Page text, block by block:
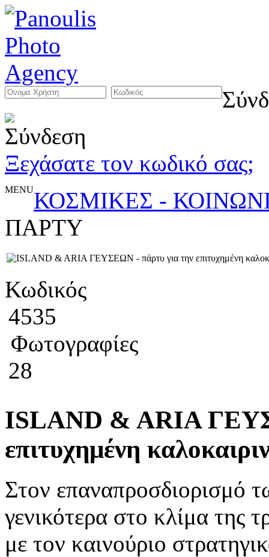
Ξεχάσατε τον κωδικό σας;
MENUΚΟΣΜΙΚΕΣ -
ΠΑΡΤΥ
Κωδικός
4535
Φωτογραφίες
28
ISLAND & ARIA
επιτυχημένη
Στον επαναπροσδιορισμό
γενικότερα στο κλίμα της
με τον καινούριο